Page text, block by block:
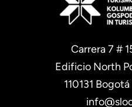
Carrera 7 #
Edificio North
110131